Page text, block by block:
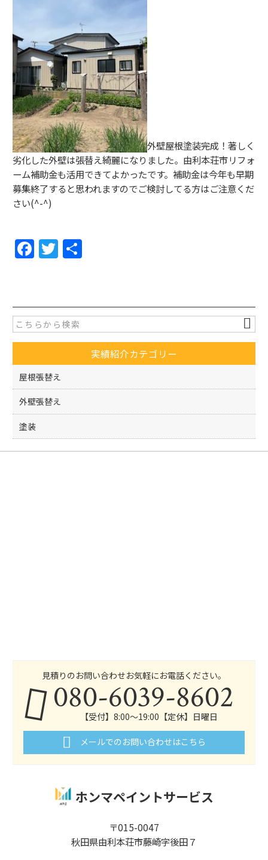
外壁屋根塗装完成！著しく
劣化した外壁は張替え綺麗になりました。由利本荘市リフォ
ーム補助金も活用できてよかったです。補助金は今年も早期
募集終了すると思われますのでご検討してる方はご注意くだ
さい(^-^)
F
a
e
b
o
o
k
T
w
er
実績紹介カテゴリー
屋根張替え
外壁張替え
塗装
見積りのお問い合わせお気軽にお電話ください。
080-6039-8602
【受付】8:00～19:00【定休】日曜日
メールでのお問い合わせはこちら
ホンマペイントサービス
〒015-0047
秋田県由利本荘市藤崎字後田７